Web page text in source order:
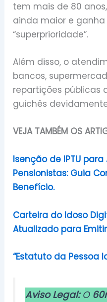
tem mais de 80
ainda maior e
“superprioridade”.
Além disso, o
bancos,
repartições públicas
guichês
VEJA TAMBÉM OS
Isenção de IPTU
Pensionistas: Guia
Benefício.
Carteira do Idoso
Atualizado para
“Estatuto da Pessoa
Aviso Legal:O